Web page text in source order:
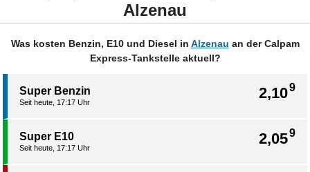
Alzenau
Was kosten Benzin, E10 und Diesel in Alzenau an der Calpam
Express-Tankstelle aktuell?
2,109
Super Benzin
Seit heute, 17:17 Uhr
2,059
Super E10
Seit heute, 17:17 Uhr